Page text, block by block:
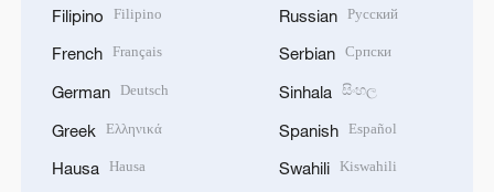
Filipino Filipino
French Français
German Deutsch
Greek Ελληνικά
Hausa Hausa
Russian Русский
Serbian Српски
Sinhala සිංහල
Spanish Español
Swahili Kiswahili